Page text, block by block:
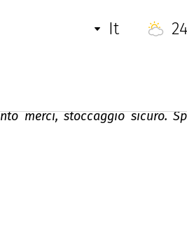
it
merci, stoccaggio sicuro.